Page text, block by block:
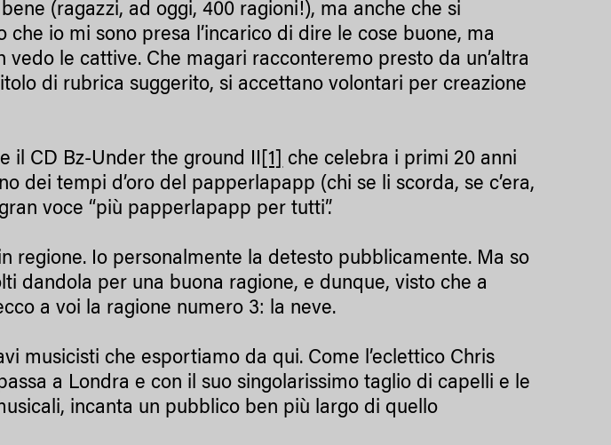
(ragazzi, ad oggi, 400 ragioni!), ma anche che si
io mi sono presa l’incarico di dire le cose buone, ma
vedo le cattive. Che magari racconteremo presto da un’altra
di rubrica suggerito, si accettano volontari per creazione
il CD Bz-Under the ground II [1]
che celebra i primi 20 anni
dei tempi d’oro del papperlapapp (chi se li scorda, se c’era,
voce “più papperlapapp per tutti”.
regione. Io personalmente la detesto pubblicamente. Ma so
dandola per una buona ragione, e dunque, visto che a
a voi la ragione numero 3: la neve.
musicisti che esportiamo da qui. Come l’eclettico Chris
a Londra e con il suo singolarissimo taglio di capelli e le
incanta un pubblico ben più largo di quello